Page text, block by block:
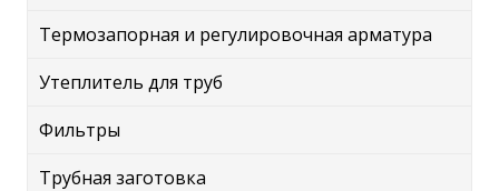
Термозапорная и регулировочная арматура
Утеплитель для труб
Фильтры
Трубная заготовка